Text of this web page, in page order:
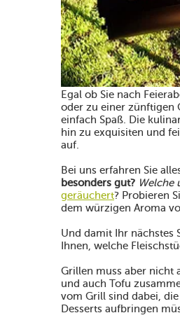
Egal ob Sie nach
oder zu einer zünftigen
einfach Spaß. Die
hin zu exquisiten und
auf.
Bei uns erfahren Sie
besonders gut? Welche
geräuchert? Probieren
dem würzigen Aroma
Und damit Ihr nächstes
Ihnen, welche
Grillen muss aber nicht
und auch Tofu
vom Grill sind dabei,
Desserts aufbringen